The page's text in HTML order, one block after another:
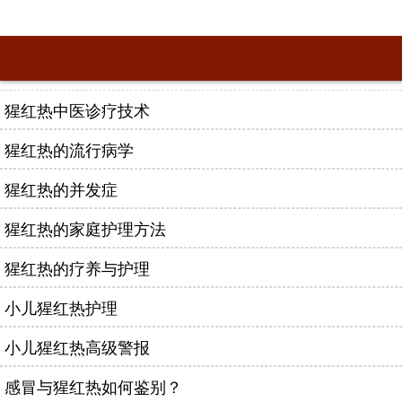
猩红热中医诊疗技术
猩红热的流行病学
猩红热的并发症
猩红热的家庭护理方法
猩红热的疗养与护理
小儿猩红热护理
小儿猩红热高级警报
感冒与猩红热如何鉴别？